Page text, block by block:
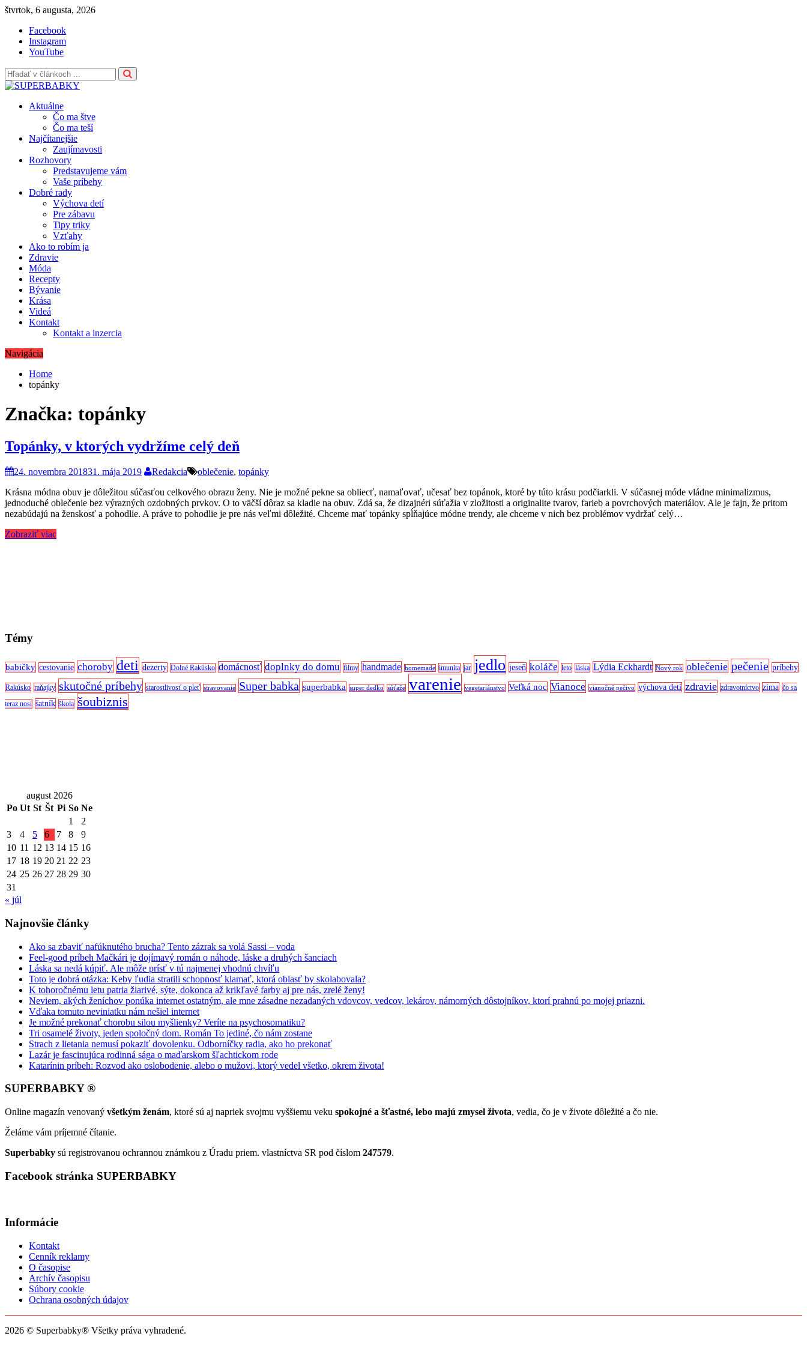
Skip
content
štvrtok, 6 augusta, 2026
Facebook
Instagram
YouTube
Aktuálne
Čo ma štve
Čo ma teší
Najčítanejšie
Zaujímavosti
Rozhovory
Predstavujeme vám
Vaše príbehy
Dobré rady
Výchova detí
Pre zábavu
Tipy triky
Vzťahy
Ako to robím ja
Zdravie
Móda
Recepty
Bývanie
Krása
Videá
Kontakt
Kontakt a inzercia
Navigácia
Home
topánky
Značka: topánky
Topánky, v ktorých vydržíme celý deň
24. novembra 201831. mája 2019 Redakcia oblečenie, topánky
Krásna módna obuv je dôležitou súčasťou celkového obrazu ženy. Nie je možné pekne sa obliecť, namaľovať, učesať bez topánok, ktoré by túto krásu podčiarkli. V súčasnej móde vládne minimalizmus,
jednoduché oblečenie bez výrazných ozdobných prvkov. O to väčší dôraz sa kladie na obuv. Zdá sa, že dizajnéri súťažia v zložitosti a originalite tvarov, farieb a povrchových materiálov. Ale je fajn, že pritom
nezabúdajú na ženskosť a pohodlie. A práve to pohodlie je pre nás veľmi dôležité. Chceme mať topánky spĺňajúce módne trendy, ale chceme v nich bez problémov vydržať celý…
Zobraziť viac
Témy
babičky cestovanie choroby deti dezerty Dolné Rakúsko domácnosť doplnky do domu filmy handmade homemade imunita jar jedlo jeseň koláče leto láska Lýdia Eckhardt Nový rok oblečenie pečenie príbehy
Rakúsko raňajky skutočné príbehy starostlivosť o pleť stravovanie Super babka superbabka super dedko súťaže varenie vegetariánstvo Veľká noc Vianoce vianočné pečivo výchova detí zdravie zdravotníctvo zima čo sa
teraz nosí šatník škola šoubiznis
august 2026
Po Ut St Št Pi So Ne
1
2
3
4 5 6 7 8
9
10 11 12 13 14 15 16
17 18 19 20 21 22 23
24 25 26 27 28 29 30
31
« júl
Najnovšie články
Ako sa zbaviť nafúknutého brucha? Tento zázrak sa volá Sassi – voda
Feel-good príbeh Mačkári je dojímavý román o náhode, láske a druhých šanciach
Láska sa nedá kúpiť. Ale môže prísť v tú najmenej vhodnú chvíľu
Toto je dobrá otázka: Keby ľudia stratili schopnosť klamať, ktorá oblasť by skolabovala?
K tohoročnému letu patria žiarivé, sýte, dokonca až krikľavé farby aj pre nás, zrelé ženy!
Neviem, akých ženíchov ponúka internet ostatným, ale mne zásadne nezadaných vdovcov, vedcov, lekárov, námorných dôstojníkov, ktorí prahnú po mojej priazni.
Vďaka tomuto neviniatku nám nešiel internet
Je možné prekonať chorobu silou myšlienky? Veríte na psychosomatiku?
Tri osamelé životy, jeden spoločný dom. Román To jediné, čo nám zostane
Strach z lietania nemusí pokaziť dovolenku. Odborníčky radia, ako ho prekonať
Lazár je fascinujúca rodinná sága o maďarskom šľachtickom rode
Katarínin príbeh: Rozvod ako oslobodenie, alebo o mužovi, ktorý vedel všetko, okrem života!
SUPERBABKY ®
Online magazín venovaný všetkým ženám, ktoré sú aj napriek svojmu vyššiemu veku spokojné a šťastné, lebo majú zmysel života, vedia, čo je v živote dôležité a čo nie.
Želáme vám príjemné čítanie.
Superbabky sú registrovanou ochrannou známkou z Úradu priem. vlastníctva SR pod číslom 247579.
Facebook stránka SUPERBABKY
Informácie
Kontakt
Cenník reklamy
O časopise
Archív časopisu
Súbory cookie
Ochrana osobných údajov
2026 © Superbabky® Všetky práva vyhradené.